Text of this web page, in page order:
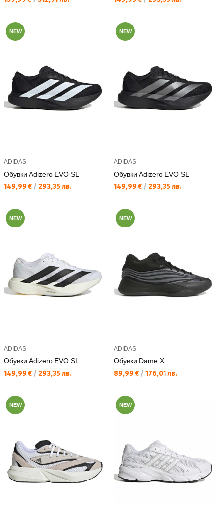
NEW
ADIDAS
Обувки Adizero EVO SL
Текуща цена:
149,99 € / 293,35 лв.
NEW
ADIDAS
Обувки Adizero EVO SL
Текуща цена:
149,99 € / 293,35 лв.
NEW
ADIDAS
Обувки Adizero EVO SL
Текуща цена:
149,99 € / 293,35 лв.
NEW
ADIDAS
Обувки Dame X
Текуща цена:
89,99 € / 176,01 лв.
NEW NEW